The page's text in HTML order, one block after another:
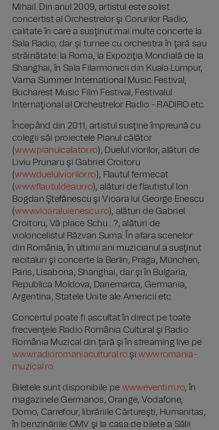
Mihail. Din anul 2009, artistul este solist
concertist al Orchestrelor şi Corurilor Radio,
calitate în care a susţinut mai multe concerte la
Sala Radio, dar şi turnee cu orchestra în ţară sau
străinătate: la Roma, la Expoziţia Mondială de la
Shanghai, în Sala Filarmonicii din Kuala Lumpur,
Varna Summer International Music Festival,
Bucharest Music Film Festival, Festivalul
Internaţional al Orchestrelor Radio - RADIRO etc.
Începând din 2011, artistul susţine împreună cu
colegii săi proiectele Pianul călător
(www.pianulcalator.ro), Duelul viorilor, alături de
Liviu Prunaru şi Gabriel Croitoru
(www.duelulviorilor.ro), Flautul fermecat
(www.flautuldeaur.ro), alături de flautistul Ion
Bogdan Ştefănescu şi Vioara lui George Enescu
(www.vioaraluienescu.ro), alături de Gabriel
Croitoru, Vă place Schu…?, alături de
violoncelistul Răzvan Suma. În afara scenelor
din România, în ultimii ani muzicianul a susţinut
recitaluri şi concerte la Berlin, Praga, München,
Paris, Lisabona, Shanghai, dar şi în Bulgaria,
Republica Moldova, Danemarca, Germania,
Argentina, Statele Unite ale Americii etc.
Concertul poate fi ascultat în direct pe toate
frecvenţele Radio România Cultural şi Radio
România Muzical din ţară şi în streaming live pe
www.radioromaniacultural.ro şiwww.romania-
muzical.ro.
Biletele sunt disponibile pe www.eventim.ro, în
magazinele Germanos, Orange, Vodafone,
Domo, Carrefour, librăriile Cărtureşti, Humanitas,
în benzinăriile OMV şi la casa de bilete a Sălii